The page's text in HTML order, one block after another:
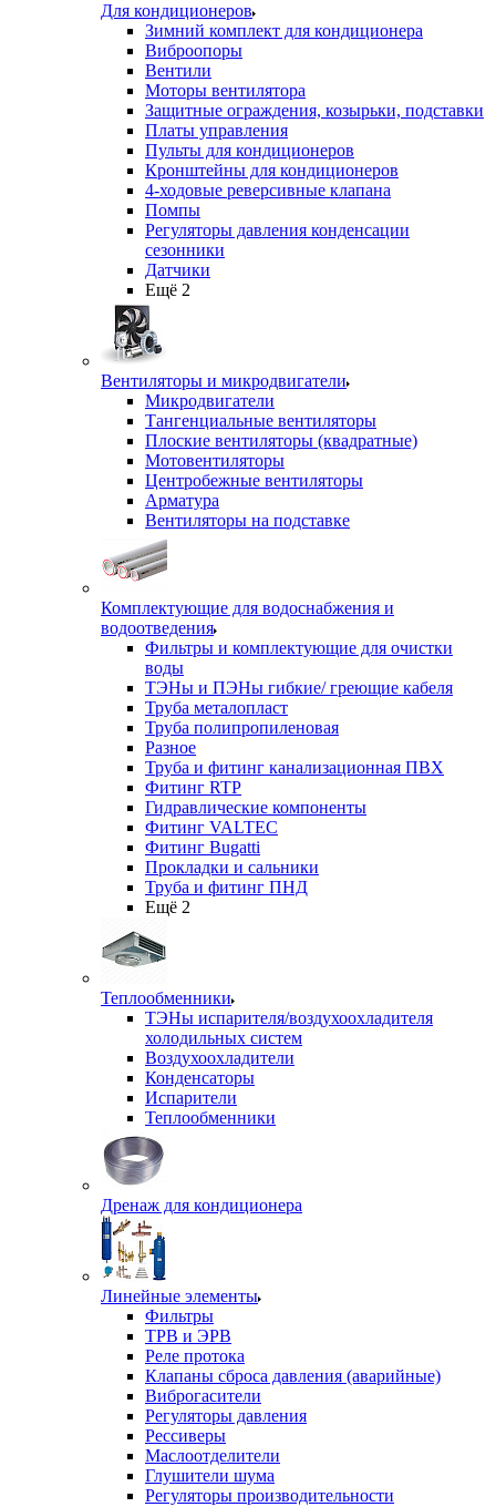
Для кондиционеров
Зимний комплект для кондиционера
Виброопоры
Вентили
Моторы вентилятора
Защитные ограждения, козырьки, подставки
Платы управления
Пульты для кондиционеров
Кронштейны для кондиционеров
4-ходовые реверсивные клапана
Помпы
Регуляторы давления конденсации
сезонники
Датчики
Ещё 2
Вентиляторы и микродвигатели
Микродвигатели
Тангенциальные вентиляторы
Плоские вентиляторы (квадратные)
Мотовентиляторы
Центробежные вентиляторы
Арматура
Вентиляторы на подставке
Комплектующие для водоснабжения и
водоотведения
Фильтры и комплектующие для очистки
воды
ТЭНы и ПЭНы гибкие/ греющие кабеля
Труба металопласт
Труба полипропиленовая
Разное
Труба и фитинг канализационная ПВХ
Фитинг RTP
Гидравлические компоненты
Фитинг VALTEC
Фитинг Bugatti
Прокладки и сальники
Труба и фитинг ПНД
Ещё 2
Теплообменники
ТЭНы испарителя/воздухоохладителя
холодильных систем
Воздухоохладители
Конденсаторы
Испарители
Теплообменники
Дренаж для кондиционера
Линейные элементы
Фильтры
ТРВ и ЭРВ
Реле протока
Клапаны сброса давления (аварийные)
Виброгасители
Регуляторы давления
Рессиверы
Маслоотделители
Глушители шума
Регуляторы производительности